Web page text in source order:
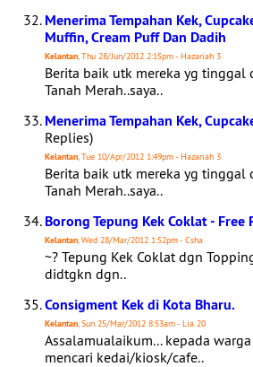
Menerima Tempahan Kek,
Muffin, Cream Puff Dan Dadih
Kelantan, Thu 28/Jun/2012 2:15pm - Hazariah 3
Berita baik utk mereka yg tinggal
Tanah Merah..saya..
Menerima Tempahan Kek,
Replies)
Kelantan, Tue 10/Apr/2012 1:49pm - Hazariah 3
Berita baik utk mereka yg tinggal
Tanah Merah..saya..
Borong Tepung Kek Coklat - Free
Kelantan, Wed 28/Mar/2012 1:52pm - Csha
⁯~? Tepung Kek Coklat dgn
didtgkn dgn..
Consigment Kek di Kota Bharu.
Kelantan, Sun 25/Mar/2012 8:53am - Lia 20
Assalamualaikum... kepada
mencari kedai/kiosk/cafe..